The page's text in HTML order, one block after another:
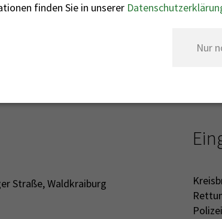
- Unklare
Straße, Waldkraiburg
Polizei
finden Sie in unserer
Nur